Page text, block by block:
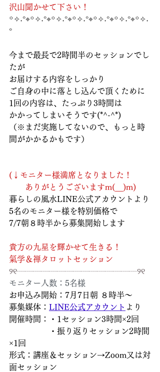
沢山聞かせて下さい！
꙳✧˖°⌖꙳✧˖°⌖꙳✧˖°⌖꙳✧˖°⌖꙳✧˖°⌖꙳✧˖°⌖꙳✧˖
°
今まで最長で2時間半のセッションでし
たが
お届けする内容をしっかり
ご自身の中に落とし込んで頂くために
1回の内容は、たっぷり3時間は
かかってしまいそうです(*^-^*)
（※まだ実施してないので、もっと時
間がかかるかもです）
(↓モニター様満席となりました！
ありがとうございますm(__)m)
暮らしの風水LINE公式アカウントより
5名のモニター様を特別価格で
7/7朝８時半から募集開始します
貴方の九星を輝かせて生きる！
氣学＆禅タロットセッション
୨୧┈┈┈┈┈┈┈┈┈┈┈┈┈┈┈୨୧
モニター人数：5名様
お申込み開始：7月7日朝 ８時半～
募集媒体： LINE公式アカウント より
開催時間：・1セッション3時間×2回
・振り返りセッション2時間
×1回
形式：講座＆セッション→Zoom又は対
面セッション